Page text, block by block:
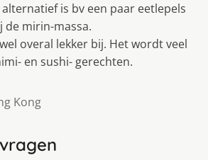
is bv een paar eetlepels
de mirin-massa.
overal lekker bij. Het wordt veel
en sushi- gerechten.
Kong